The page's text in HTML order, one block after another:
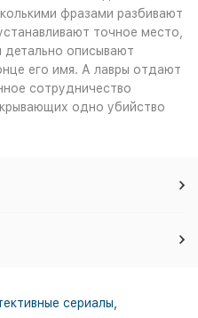
фразами разбивают
точное место,
детально описывают
его имя. А лавры отдают
сотрудничество
одно убийство
сериалы